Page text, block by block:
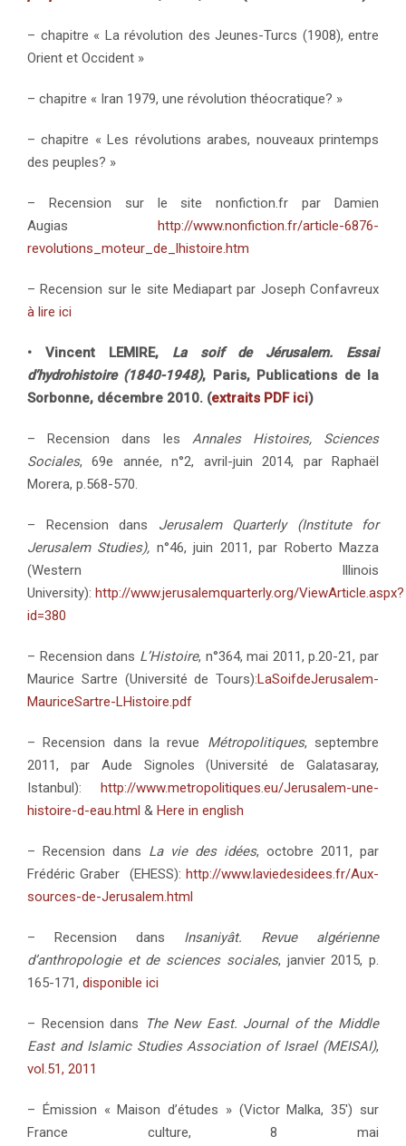
– chapitre « La révolution des Jeunes-Turcs (1908), entre
Orient et Occident »
– chapitre « Iran 1979, une révolution théocratique? »
– chapitre « Les révolutions arabes, nouveaux printemps
des peuples? »
– Recension sur le site nonfiction.fr par Damien
Augias http://www.nonfiction.fr/article-6876-
revolutions_moteur_de_lhistoire.htm
– Recension sur le site Mediapart par Joseph Confavreux
à lire ici
• Vincent LEMIRE, La soif de Jérusalem. Essai
d’hydrohistoire (1840-1948), Paris, Publications de la
Sorbonne, décembre 2010. (extraits PDF ici)
– Recension dans les Annales Histoires, Sciences
Sociales, 69e année, n°2, avril-juin 2014, par Raphaël
Morera, p.568-570.
– Recension dans Jerusalem Quarterly (Institute for
Jerusalem Studies), n°46, juin 2011, par Roberto Mazza
(Western Illinois
University): http://www.jerusalemquarterly.org/ViewArticle.aspx?
id=380
– Recension dans L’Histoire, n°364, mai 2011, p.20-21, par
Maurice Sartre (Université de Tours):LaSoifdeJerusalem-
MauriceSartre-LHistoire.pdf
– Recension dans la revue Métropolitiques, septembre
2011, par Aude Signoles (Université de Galatasaray,
Istanbul): http://www.metropolitiques.eu/Jerusalem-une-
histoire-d-eau.html & Here in english
– Recension dans La vie des idées, octobre 2011, par
Frédéric Graber (EHESS): http://www.laviedesidees.fr/Aux-
sources-de-Jerusalem.html
– Recension dans Insaniyât. Revue algérienne
d’anthropologie et de sciences sociales, janvier 2015, p.
165-171, disponible ici
– Recension dans The New East. Journal of the Middle
East and Islamic Studies Association of Israel (MEISAI),
vol.51, 2011
– Émission « Maison d’études » (Victor Malka, 35′) sur
France culture, 8 mai